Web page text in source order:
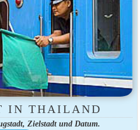
IN THAILAND
Zielstadt und Datum.